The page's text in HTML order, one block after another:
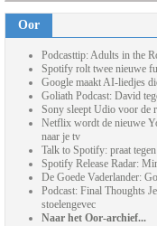
Oor
Podcasttip: Adults in the
Spotify rolt twee nieuwe
Google maakt AI-liedjes
Goliath Podcast: David
Sony sleept Udio voor de
Netflix wordt de nieuwe
naar je tv
Talk to Spotify: praat
Spotify Release Radar:
De Goede Vaderlander:
Podcast: Final Thoughts
stoelengevec
Naar het Oor-archief...